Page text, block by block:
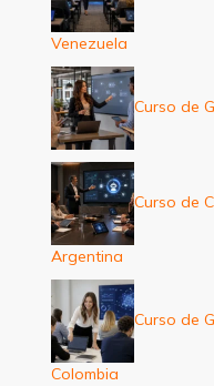
Venezuela
Curso de
Curso de
Argentina
Curso de
Colombia